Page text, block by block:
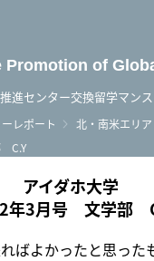
Promotion of
進センター交換留学マン
レポート 北・南米エリア
C.Y
アイダホ大学
年3月号 文学部
ばよかったと思った